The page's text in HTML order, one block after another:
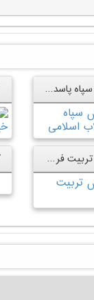
کانال سروش سپاه پاسداران انقلاب اسلامی
کانال سروش تربیت فرزند